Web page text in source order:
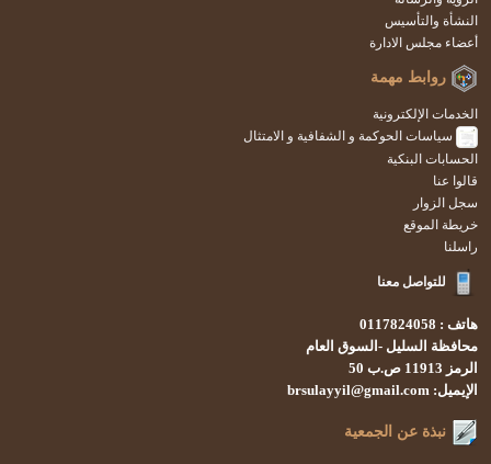
النشأة والتأسيس
أعضاء مجلس الادارة
روابط مهمة
الخدمات الإلكترونية
سياسات الحوكمة و الشفافية و الامتثال
الحسابات البنكية
قالوا عنا
سجل الزوار
خريطة الموقع
راسلنا
للتواصل معنا
هاتف : 0117824058
محافظة السليل -السوق العام
الرمز 11913 ص.ب 50
الإيميل: brsulayyil@gmail.com
نبذة عن الجمعية